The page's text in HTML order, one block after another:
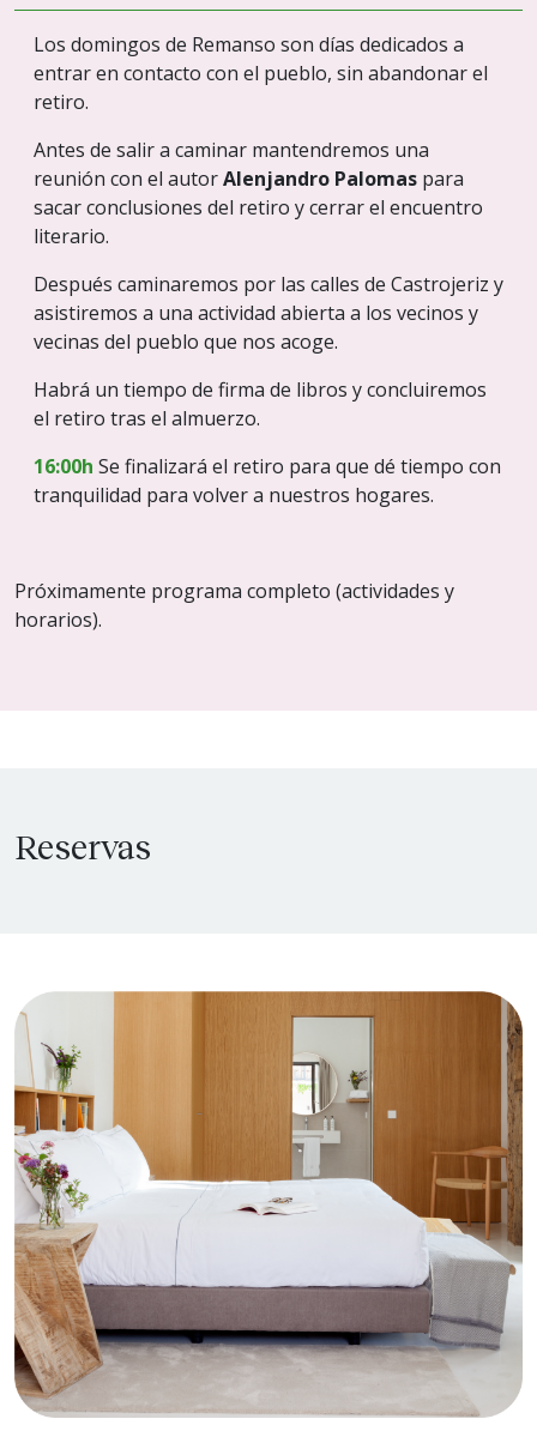
Los domingos de Remanso son días dedicados a
entrar en contacto con el pueblo, sin abandonar el
retiro.
Antes de salir a caminar mantendremos una
reunión con el autorAlenjandro Palomas para
sacar conclusiones del retiro y cerrar el encuentro
literario.
Después caminaremos por las calles de Castrojeriz y
asistiremos a una actividad abierta a los vecinos y
vecinas del pueblo que nos acoge.
Habrá un tiempo de firma de libros y concluiremos
el retiro tras el almuerzo.
16:00h Se finalizará el retiro para que dé tiempo con
tranquilidad para volver a nuestros hogares.
Próximamente programa completo (actividades y
horarios).
Reservas